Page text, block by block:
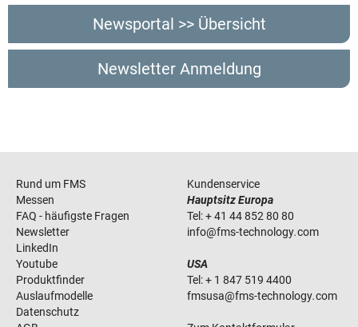
Newsportal >> Übersicht
Newsletter Anmeldung
Rund um FMS
Messen
FAQ - häufigste Fragen
Newsletter
LinkedIn
Youtube
Produktfinder
Auslaufmodelle
Datenschutz
Kundenservice
Hauptsitz Europa
Tel:+ 41 44 852 80 80
info@fms-technology.com
USA
Tel:+ 1 847 519 4400
fmsusa@fms-technology.com